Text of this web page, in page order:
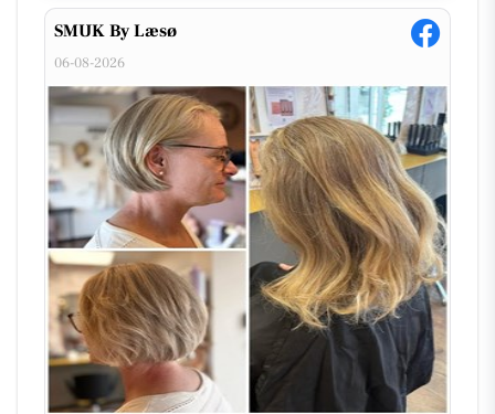
voresFacebooksideog find yderligere information
på voreshjemmeside
SMUK By Læsø
06-08-2026